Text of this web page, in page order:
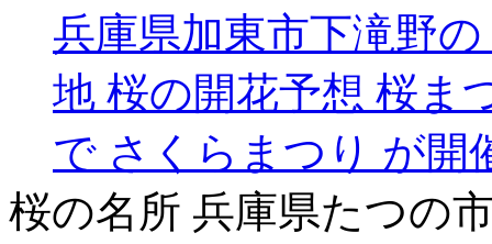
兵庫県加東市下滝野
地 桜の開花予想 桜ま
で さくらまつり が開
桜の名所 兵庫県たつの